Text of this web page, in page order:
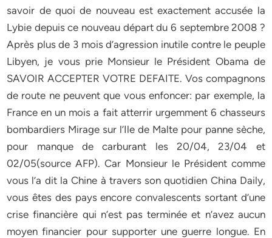
savoir de quoi de nouveau est exactement accusée la
Lybie depuis ce nouveau départ du 6 septembre 2008 ?
Après plus de 3 mois d’agression inutile contre le peuple
Libyen, je vous prie Monsieur le Président Obama de
SAVOIR ACCEPTER VOTRE DEFAITE. Vos compagnons
de route ne peuvent que vous enfoncer: par exemple, la
France en un mois a fait atterrir urgemment 6 chasseurs
bombardiers Mirage sur l’Ile de Malte pour panne sèche,
pour manque de carburant les 20/04, 23/04 et
02/05(source AFP). Car Monsieur le Président comme
vous l’a dit la Chine à travers son quotidien China Daily,
vous êtes des pays encore convalescents sortant d’une
crise financière qui n’est pas terminée et n’avez aucun
moyen financier pour supporter une guerre longue. En